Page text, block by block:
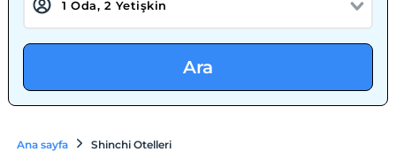
Ara
Ana sayfa Shinchi Otelleri